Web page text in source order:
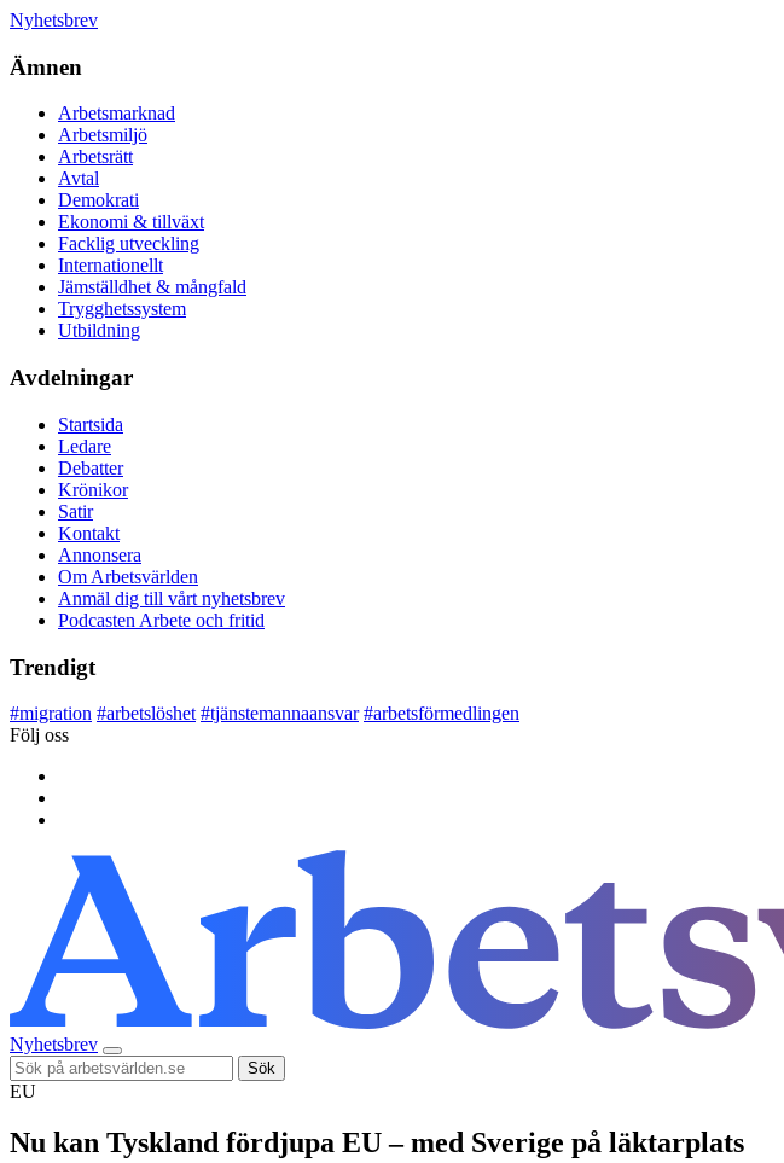
Nyhetsbrev
Ämnen
Arbetsmarknad
Arbetsmiljö
Arbetsrätt
Avtal
Demokrati
Ekonomi & tillväxt
Facklig utveckling
Internationellt
Jämställdhet & mångfald
Trygghetssystem
Utbildning
Avdelningar
Startsida
Ledare
Debatter
Krönikor
Satir
Kontakt
Annonsera
Om Arbetsvärlden
Anmäl dig till vårt nyhetsbrev
Podcasten Arbete och fritid
Trendigt
#migration #arbetslöshet #tjänstemannaansvar #arbetsförmedlingen
Följ oss
Nyhetsbrev
Sök
EU
Nu kan Tyskland fördjupa EU – med Sverige på läktarplats